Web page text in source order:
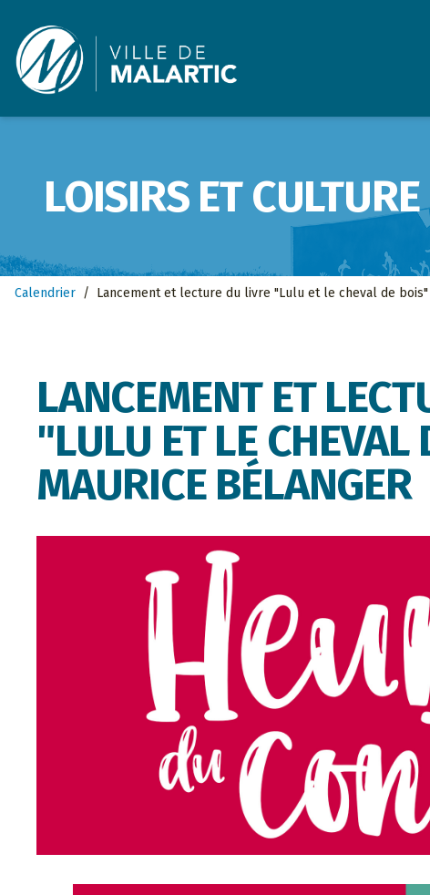
Ville de Malartic
LOISIRS ET CULTURE
Calendrier / Lancement et lecture du livre "Lulu et le cheval de
LANCEMENT ET
"LULU ET LE CHEVAL
MAURICE BÉLANGER